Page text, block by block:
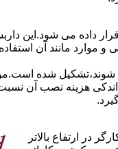
و موارد مانند آن
شده
هزینه نصب آن
در ارتفاع بالاتر